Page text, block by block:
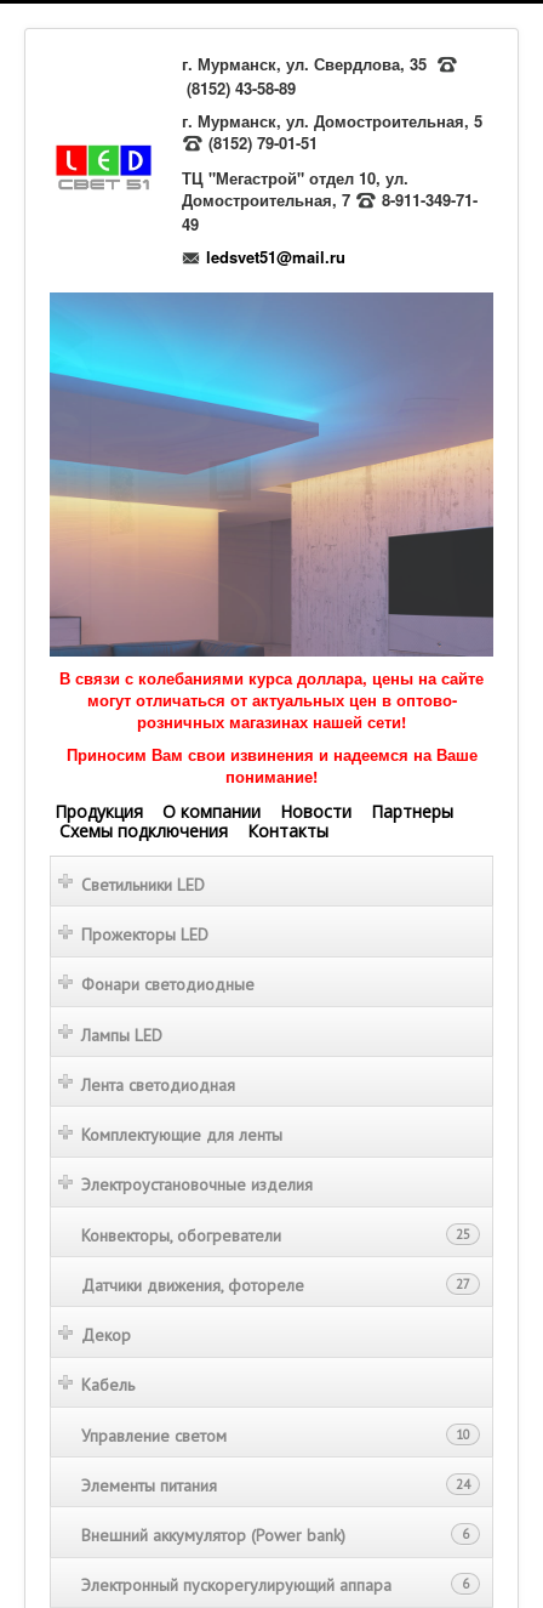
г. Мурманск, ул. Свердлова, 35
(8152) 43-58-89
г. Мурманск, ул. Домостроительная, 5
(8152) 79-01-51
ТЦ "Мегастрой" отдел 10, ул.
Домостроительная, 7
8-911-349-71-
49
ledsvet51@mail.ru
В связи с колебаниями курса доллара, цены на сайте
могут отличаться от актуальных цен в оптово-
розничных магазинах нашей сети!
Приносим Вам свои извинения и надеемся на Ваше
понимание!
Продукция
О компании Новости
Партнеры
Схемы подключения
Контакты
Светильники LED
Прожекторы LED
Фонари светодиодные
Лампы LED
Лента светодиодная
Комплектующие для ленты
Электроустановочные изделия
25
Конвекторы, обогреватели
27
Датчики движения, фотореле
Декор
Кабель
10
Управление светом
24
Элементы питания
6
Внешний аккумулятор (Power bank)
6
Электронный пускорегулирующий аппара